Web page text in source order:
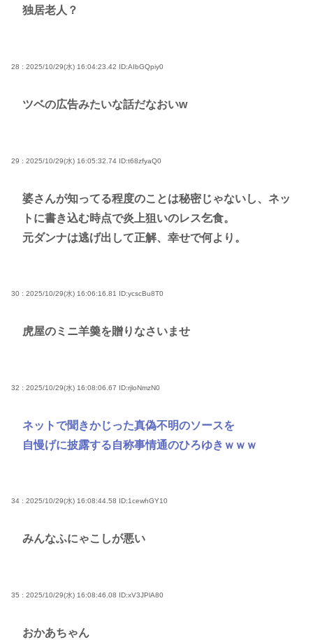
独居老人？
28 : 2025/10/29(水) 16:04:23.42 ID:AIbGQpiy0
ツベの広告みたいな話だなおいw
29 : 2025/10/29(水) 16:05:32.74 ID:t68zfyaQ0
婆さんが知ってる程度のことは秘密じゃないし、ネッ
トに書き込む時点で炎上狙いのレス乞食。
元ダンナは逃げ出して正解、幸せで何より。
30 : 2025/10/29(水) 16:06:16.81 ID:ycscBu8T0
虎屋のミニ羊羮を贈りなさいませ
32 : 2025/10/29(水) 16:08:06.67 ID:rjloNmzN0
ネットで聞きかじった真偽不明のソースを
自慢げに披露する自称事情通のひろゆきｗｗｗ
34 : 2025/10/29(水) 16:08:44.58 ID:1cewhGY10
みんなふにゃこしが悪い
35 : 2025/10/29(水) 16:08:46.08 ID:xV3JPlA80
おかあちゃん